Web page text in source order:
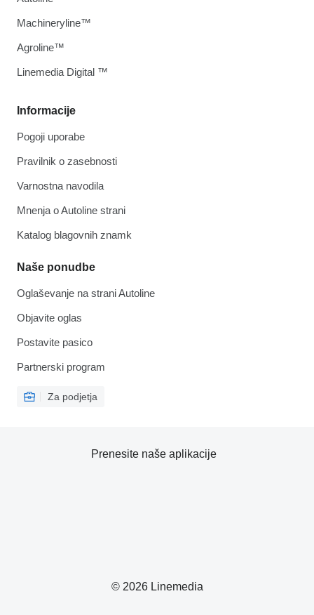
Informacije
Pogoji uporabe
Pravilnik o zasebnosti
Varnostna navodila
Mnenja o Autoline strani
Katalog blagovnih znamk
Naše ponudbe
Oglaševanje na strani Autoline
Objavite oglas
Postavite pasico
Partnerski program
Za podjetja
Machineryline™
Agroline™
Linemedia Digital ™
© 2026 Linemedia
Prenesite naše aplikacije